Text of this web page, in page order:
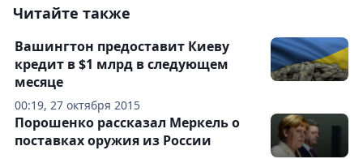
Читайте также
00:19, 27 октября 2015
Вашингтон предоставит Киеву
кредит в $1 млрд в следующем
месяце
Порошенко рассказал Меркель о
поставках оружия из России